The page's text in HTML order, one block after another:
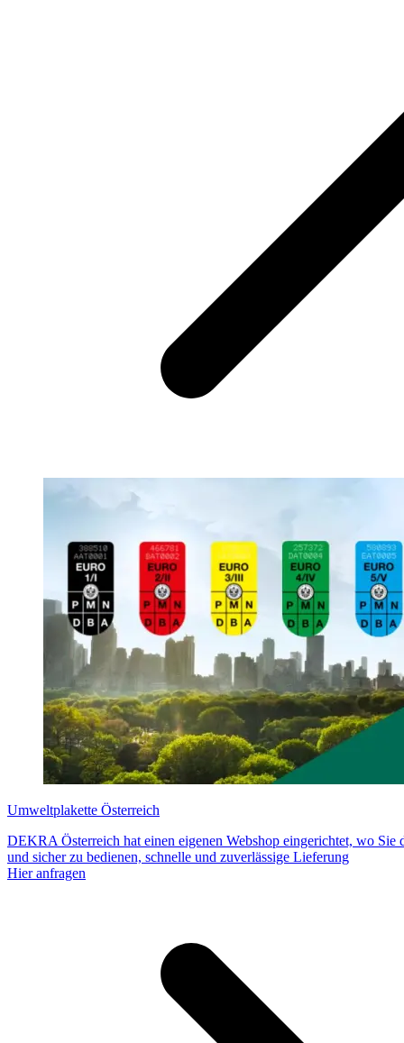
Umweltplakette Österreich
DEKRA Österreich hat einen eigenen Webshop eingerichtet, wo Sie
und sicher zu bedienen, schnelle und zuverlässige Lieferung
Hier anfragen